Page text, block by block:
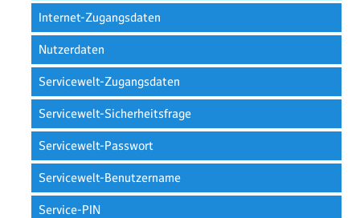
Internet-Zugangsdaten
Nutzerdaten
Servicewelt-Zugangsdaten
Servicewelt-Sicherheitsfrage
Servicewelt-Passwort
Servicewelt-Benutzername
Service-PIN